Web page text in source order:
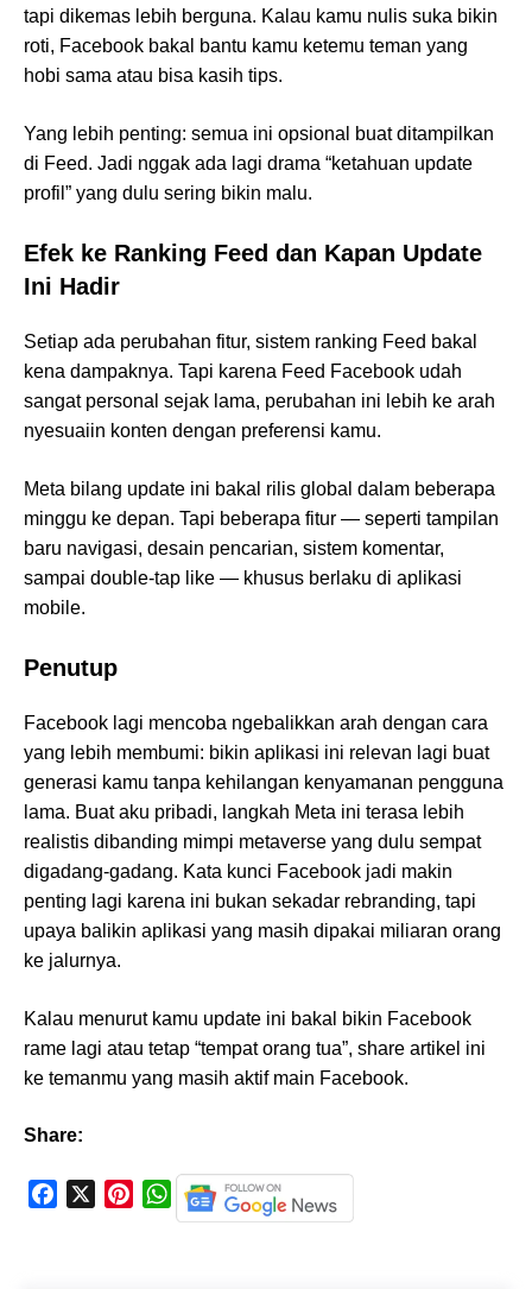
tapi dikemas lebih berguna. Kalau kamu nulis suka bikin
roti, Facebook bakal bantu kamu ketemu teman yang
hobi sama atau bisa kasih tips.
Yang lebih penting: semua ini opsional buat ditampilkan
di Feed. Jadi nggak ada lagi drama “ketahuan update
profil” yang dulu sering bikin malu.
Efek ke Ranking Feed dan Kapan Update
Ini Hadir
Setiap ada perubahan fitur, sistem ranking Feed bakal
kena dampaknya. Tapi karena Feed Facebook udah
sangat personal sejak lama, perubahan ini lebih ke arah
nyesuaiin konten dengan preferensi kamu.
Meta bilang update ini bakal rilis global dalam beberapa
minggu ke depan. Tapi beberapa fitur — seperti tampilan
baru navigasi, desain pencarian, sistem komentar,
sampai double-tap like — khusus berlaku di aplikasi
mobile.
Penutup
Facebook lagi mencoba ngebalikkan arah dengan cara
yang lebih membumi: bikin aplikasi ini relevan lagi buat
generasi kamu tanpa kehilangan kenyamanan pengguna
lama. Buat aku pribadi, langkah Meta ini terasa lebih
realistis dibanding mimpi metaverse yang dulu sempat
digadang-gadang. Kata kunci Facebook jadi makin
penting lagi karena ini bukan sekadar rebranding, tapi
upaya balikin aplikasi yang masih dipakai miliaran orang
ke jalurnya.
Kalau menurut kamu update ini bakal bikin Facebook
rame lagi atau tetap “tempat orang tua”, share artikel ini
ke temanmu yang masih aktif main Facebook.
Share:
W
h